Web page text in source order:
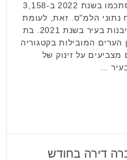
התחלות הבנייה בעיר בת ים הסתכמו בשנת 2022 ב-3,158
נתוני הלמ"ס. זאת, לעומת
1,581 דירות חדשות שהחלו להיבנות בעיר בשנת 2021. בת
המובילות בקטגוריה
מצביעים על זינוק של
דירה בחודש